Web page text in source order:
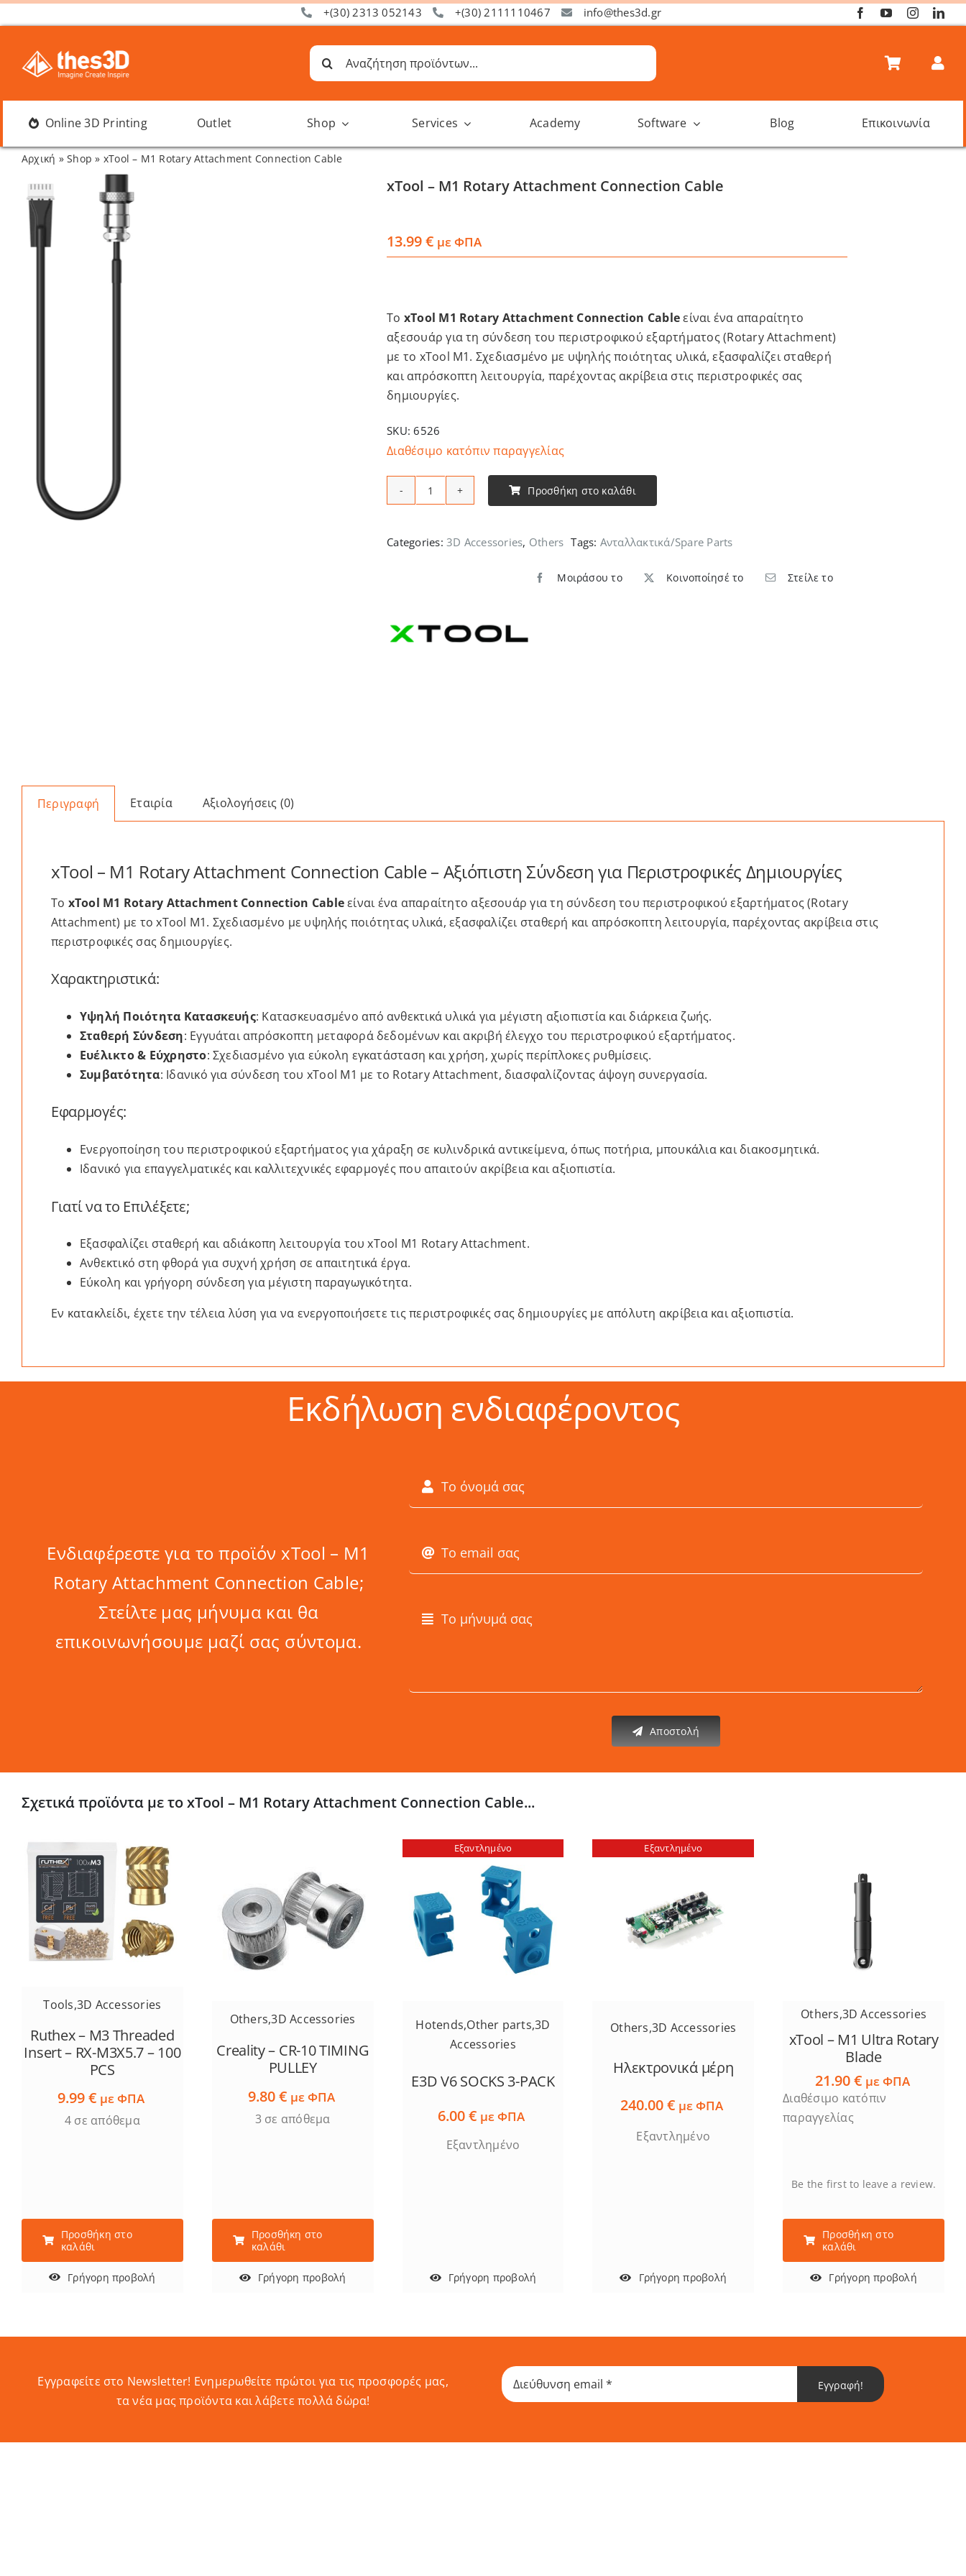
Μετάβαση
στο
περιεχόμενο
+(30) 2313 052143 +(30) 2111110467 info@thes3d.gr
Αναζήτηση
για:
Online 3D Printing Outlet Shop Services Academy Software Blog Επικοινωνία
Αρχική »Shop » xTool – M1 Rotary Attachment Connection Cable
xTool – M1 Rotary Attachment Connection Cable
13.99€ με ΦΠΑ
Το xTool M1 Rotary Attachment Connection Cableείναι ένα απαραίτητο
αξεσουάρ για τη σύνδεση του περιστροφικού εξαρτήματος (Rotary Attachment)
με το xTool M1. Σχεδιασμένο με υψηλής ποιότητας υλικά, εξασφαλίζει σταθερή
και απρόσκοπτη λειτουργία, παρέχοντας ακρίβεια στις περιστροφικές σας
δημιουργίες.
SKU:6526
Διαθέσιμο κατόπιν παραγγελίας
xTool
M1
ποσότητα
Προσθήκη στο καλάθι
Categories: 3D Accessories, Others Tags: Ανταλλακτικά/Spare Parts
Μοιράσου το Κοινοποίησέ το Στείλε το
Περιγραφή Εταιρία Αξιολογήσεις (0)
xTool – M1 Rotary Attachment Connection Cable – Αξιόπιστη Σύνδεση για Περιστροφικές Δημιουργίες
Το xTool M1 Rotary Attachment Connection Cableείναι ένα απαραίτητο αξεσουάρ για τη σύνδεση του περιστροφικού εξαρτήματος (Rotary
Attachment) με το xTool M1. Σχεδιασμένο με υψηλής ποιότητας υλικά, εξασφαλίζει σταθερή και απρόσκοπτη λειτουργία, παρέχοντας ακρίβεια στις
περιστροφικές σας δημιουργίες.
Χαρακτηριστικά:
Υψηλή Ποιότητα Κατασκευής: Κατασκευασμένο από ανθεκτικά υλικά για μέγιστη αξιοπιστία και διάρκεια ζωής.
Σταθερή Σύνδεση: Εγγυάται απρόσκοπτη μεταφορά δεδομένων και ακριβή έλεγχο του περιστροφικού εξαρτήματος.
Ευέλικτο & Εύχρηστο: Σχεδιασμένο για εύκολη εγκατάσταση και χρήση, χωρίς περίπλοκες ρυθμίσεις.
Συμβατότητα: Ιδανικό για σύνδεση του xTool M1 με το Rotary Attachment, διασφαλίζοντας άψογη συνεργασία.
Εφαρμογές:
Ενεργοποίηση του περιστροφικού εξαρτήματος για χάραξη σε κυλινδρικά αντικείμενα, όπως ποτήρια, μπουκάλια και διακοσμητικά.
Ιδανικό για επαγγελματικές και καλλιτεχνικές εφαρμογές που απαιτούν ακρίβεια και αξιοπιστία.
Γιατί να το Επιλέξετε;
Εξασφαλίζει σταθερή και αδιάκοπη λειτουργία του xTool M1 Rotary Attachment.
Ανθεκτικό στη φθορά για συχνή χρήση σε απαιτητικά έργα.
Εύκολη και γρήγορη σύνδεση για μέγιστη παραγωγικότητα.
Εν κατακλείδι, έχετε την τέλεια λύση για να ενεργοποιήσετε τις περιστροφικές σας δημιουργίες με απόλυτη ακρίβεια και αξιοπιστία.
Εκδήλωση ενδιαφέροντος
Ενδιαφέρεστε για το προϊόν xTool – M1
Rotary Attachment Connection Cable;
Στείλτε μας μήνυμα και θα
επικοινωνήσουμε μαζί σας σύντομα.
Αποστολή
Σχετικά προϊόντα με το xTool – M1 Rotary Attachment Connection Cable...
Tools,3D Accessories
Ruthex – M3 Threaded
Insert – RX-M3X5.7 – 100
PCS
9.99€ με ΦΠΑ
4 σε απόθεμα
Προσθήκη στο
καλάθι
Γρήγορη προβολή
Others,3D Accessories
Creality – CR-10 TIMING
PULLEY
9.80€ με ΦΠΑ
3 σε απόθεμα
Προσθήκη στο
καλάθι
Γρήγορη προβολή
Εξαντλημένο
Hotends,Other parts,3D
Accessories
E3D V6 SOCKS 3-PACK
6.00€ με ΦΠΑ
Εξαντλημένο
Γρήγορη προβολή
Εξαντλημένο
Others,3D Accessories
Ηλεκτρονικά μέρη
240.00€ με ΦΠΑ
Εξαντλημένο
Γρήγορη προβολή
Others,3D Accessories
xTool – M1 Ultra Rotary
Blade
21.90€ με ΦΠΑ
Διαθέσιμο κατόπιν
παραγγελίας
Be the first to leave a review.
Προσθήκη στο
καλάθι
Γρήγορη προβολή
Εγγραφείτε στο Newsletter! Eνημερωθείτε πρώτοι για τις προσφορές μας,
τα νέα μας προϊόντα και λάβετε πολλά δώρα!
Εγγραφή!